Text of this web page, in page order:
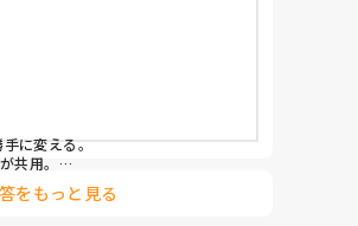
気に入らない職員にお土産をお
ことはしないつもりいますが、
は 一般常識としてまかり通るの
で仕事を渡される職場
に変える。
共用。
をもっと見る